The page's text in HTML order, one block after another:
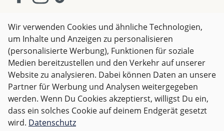
AGB Impressum
Datenschutz
Widerrufsrecht
Alle Preise inkl. gesetzl. Mehrwertsteuer zzgl.Versandkosten
und ggf. Nachnahmegebühren, wenn nicht anders
angegeben.
Wir verwenden Cookies und ähnliche Technologien,
um Inhalte und Anzeigen zu personalisieren
(personalisierte Werbung), Funktionen für soziale
Medien bereitzustellen und den Verkehr auf unserer
Website zu analysieren. Dabei können Daten an unsere
Partner für Werbung und Analysen weitergegeben
werden. Wenn Du Cookies akzeptierst, willigst Du ein,
dass ein solches Cookie auf deinem Endgerät gesetzt
wird. Datenschutz